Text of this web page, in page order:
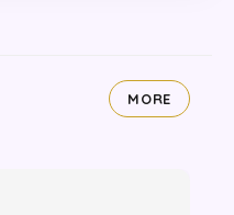
MORE